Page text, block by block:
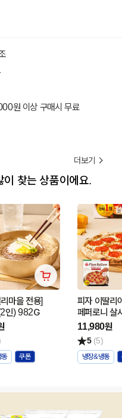
원 이상 구매시 무료
더보기
찾는 상품이에요.
마을 전용]
인) 982G
피자 이딸리
페퍼로니 살
11,980원
5 (5)
냉장&냉동